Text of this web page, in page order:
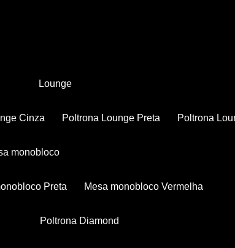
Lounge
Cinza Poltrona Lounge Preta Poltrona
monobloco
Preta Mesa monobloco Vermelha
Poltrona Diamond